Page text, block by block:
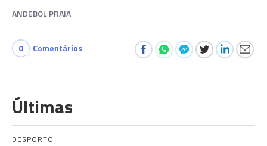
ANDEBOL PRAIA
0 Comentários
Últimas
DESPORTO